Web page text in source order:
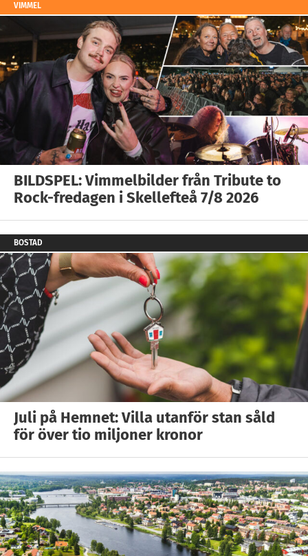
VIMMEL
BILDSPEL: Vimmelbilder från Tribute to
Rock-fredagen i Skellefteå 7/8 2026
BOSTAD
Juli på Hemnet: Villa utanför stan såld
för över tio miljoner kronor